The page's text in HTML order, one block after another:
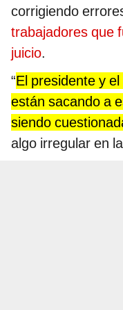
corrigiendo
trabajadores que
juicio.
“El presidente y
están sacando a
siendo
algo irregular en